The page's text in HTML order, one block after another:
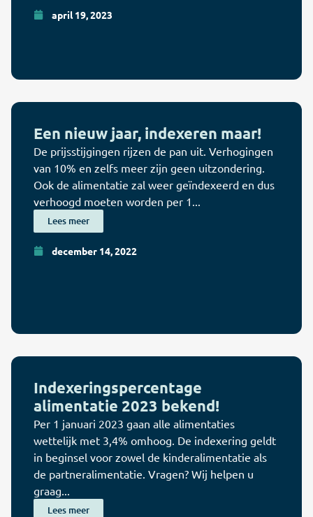
april 19, 2023
Een nieuw jaar, indexeren maar!
De prijsstijgingen rijzen de pan uit. Verhogingen
van 10% en zelfs meer zijn geen uitzondering.
Ook de alimentatie zal weer geïndexeerd en dus
verhoogd moeten worden per 1...
Lees meer
december 14, 2022
Indexeringspercentage
alimentatie 2023 bekend!
Per 1 januari 2023 gaan alle alimentaties
wettelijk met 3,4% omhoog. De indexering geldt
in beginsel voor zowel de kinderalimentatie als
de partneralimentatie. Vragen? Wij helpen u
graag...
Lees meer